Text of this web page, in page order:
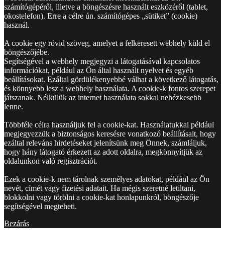
számítógépéről, illetve a böngészésre használt eszközéről (tablet,
okostelefon). Erre a célre ún. számítógépes „sütiket” (cookie)
használ.
A cookie egy rövid szöveg, amelyet a felkeresett webhely küld el
böngészőjébe.
Segítségével a webhely megjegyzi a látogatásával kapcsolatos
információkat, például az Ön által használt nyelvet és egyéb
beállításokat. Ezáltal gördülékenyebbé válhat a következő látogatás,
és könnyebb lesz a webhely használata. A cookie-k fontos szerepet
játszanak. Nélkülük az internet használata sokkal nehézkesebb
lenne.
Többféle célra használjuk fel a cookie-kat. Használatukkal például
megjegyezzük a biztonságos keresésre vonatkozó beállításait, hogy
ezáltal releváns hirdetéseket jelenítsünk meg Önnek, számláljuk,
hogy hány látogató érkezett az adott oldalra, megkönnyítjük az
oldalunkon való regisztrációt.
Ezek a cookie-k nem tárolnak személyes adatokat, például az Ön
nevét, címét vagy fizetési adatait. Ha mégis szeretné letiltani,
blokkolni vagy törölni a cookie-kat honlapunkról, böngészője
segítségével megteheti.
Bezárás